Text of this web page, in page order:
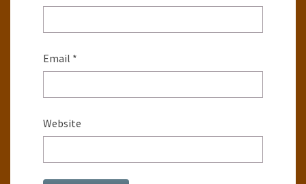
Email *
Website